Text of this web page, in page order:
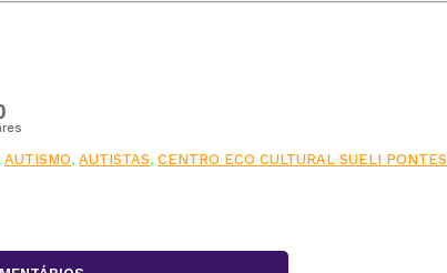
AUTISMO,AUTISTAS,CENTRO ECO CULTURAL SUELI PONTES